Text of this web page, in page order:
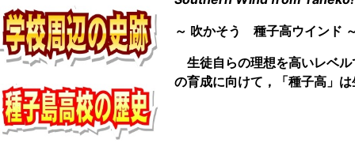
～ 吹かそう 種子高ウインド
生徒自らの理想を高いレベル
の育成に向けて，「種子高」